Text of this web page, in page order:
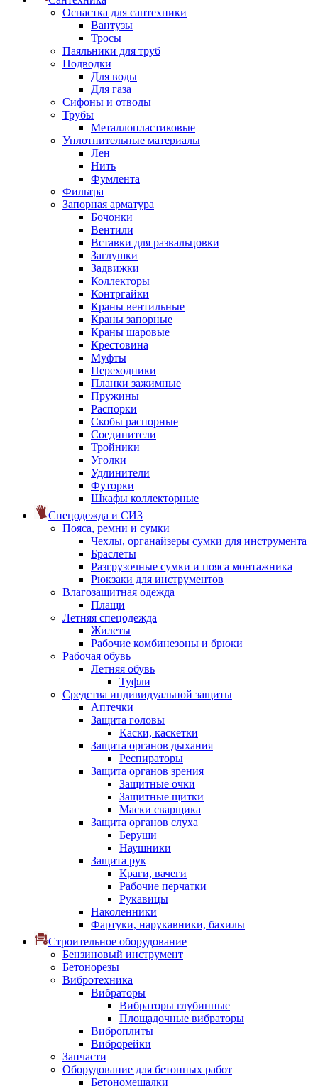
Оснастка для сантехники
Вантузы
Тросы
Паяльники для труб
Подводки
Для воды
Для газа
Сифоны и отводы
Трубы
Металлопластиковые
Уплотнительные материалы
Лен
Нить
Фумлента
Фильтра
Запорная арматура
Бочонки
Вентили
Вставки для развальцовки
Заглушки
Задвижки
Коллекторы
Контргайки
Краны вентильные
Краны запорные
Краны шаровые
Крестовина
Муфты
Переходники
Планки зажимные
Пружины
Распорки
Скобы распорные
Соединители
Тройники
Уголки
Удлинители
Футорки
Шкафы коллекторные
Спецодежда и СИЗ
Пояса, ремни и сумки
Чехлы, органайзеры сумки для инструмента
Браслеты
Разгрузочные сумки и пояса монтажника
Рюкзаки для инструментов
Влагозащитная одежда
Плащи
Летняя спецодежда
Жилеты
Рабочие комбинезоны и брюки
Рабочая обувь
Летняя обувь
Туфли
Средства индивидуальной защиты
Аптечки
Защита головы
Каски, каскетки
Защита органов дыхания
Респираторы
Защита органов зрения
Защитные очки
Защитные щитки
Маски сварщика
Защита органов слуха
Беруши
Наушники
Защита рук
Краги, вачеги
Рабочие перчатки
Рукавицы
Наколенники
Фартуки, нарукавники, бахилы
Строительное оборудование
Бензиновый инструмент
Бетонорезы
Вибротехника
Вибраторы
Вибраторы глубинные
Площадочные вибраторы
Виброплиты
Виброрейки
Запчасти
Оборудование для бетонных работ
Бетономешалки